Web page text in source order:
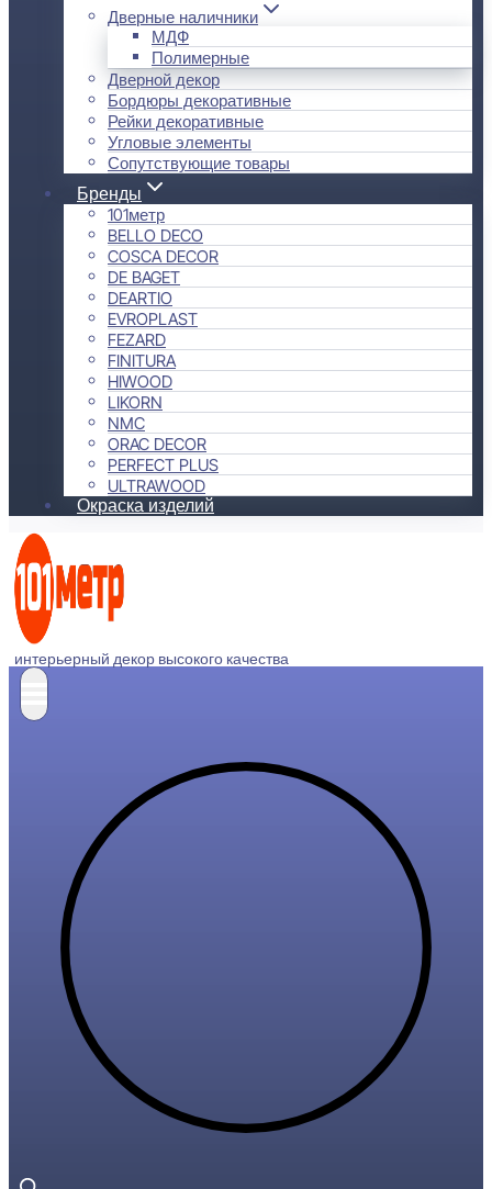
Дверные наличники
МДФ
Полимерные
Дверной декор
Бордюры декоративные
Рейки декоративные
Угловые элементы
Сопутствующие товары
Бренды
101метр
BELLO DECO
COSCA DECOR
DE BAGET
DEARTIO
EVROPLAST
FEZARD
FINITURA
HIWOOD
LIKORN
NMC
ORAC DECOR
PERFECT PLUS
ULTRAWOOD
Окраска изделий
интерьерный декор высокого качества